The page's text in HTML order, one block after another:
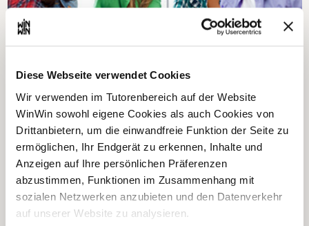
Diese Webseite verwendet Cookies
Wir verwenden im Tutorenbereich auf der Website
WinWin sowohl eigene Cookies als auch Cookies von
Drittanbietern, um die einwandfreie Funktion der Seite zu
ermöglichen, Ihr Endgerät zu erkennen, Inhalte und
Anzeigen auf Ihre persönlichen Präferenzen
abzustimmen, Funktionen im Zusammenhang mit
sozialen Netzwerken anzubieten und den Datenverkehr
auf unserer Website zu analysieren.
3
Melde dich zum TalentCheck an und entdecke deine